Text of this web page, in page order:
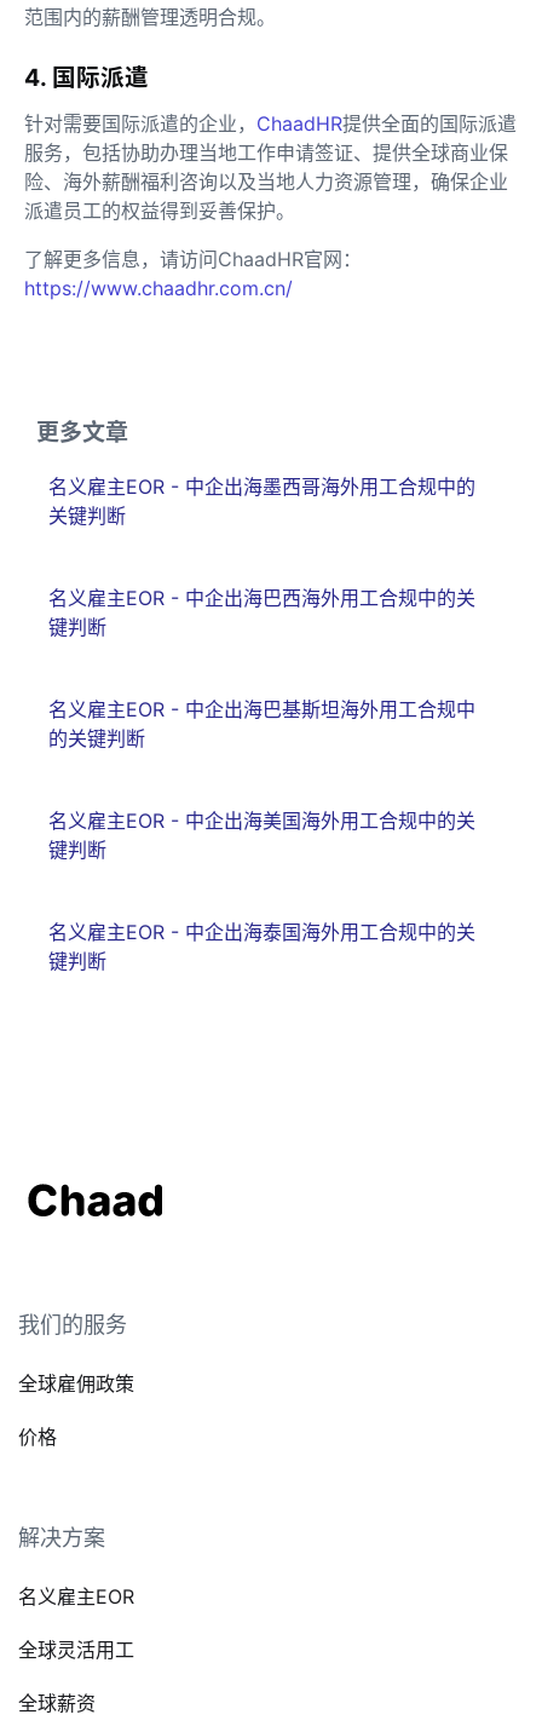
范围内的薪酬管理透明合规。
4. 国际派遣
针对需要国际派遣的企业， ChaadHR提供全面的国际派遣
服务，包括协助办理当地工作申请签证、提供全球商业保
险、海外薪酬福利咨询以及当地人力资源管理，确保企业
派遣员工的权益得到妥善保护。
了解更多信息，请访问ChaadHR官网：
https://www.chaadhr.com.cn/
更多文章
名义雇主EOR - 中企出海墨西哥海外用工合规中的
关键判断
名义雇主EOR - 中企出海巴西海外用工合规中的关
键判断
名义雇主EOR - 中企出海巴基斯坦海外用工合规中
的关键判断
名义雇主EOR - 中企出海美国海外用工合规中的关
键判断
名义雇主EOR - 中企出海泰国海外用工合规中的关
键判断
我们的服务
全球雇佣政策
价格
解决方案
名义雇主EOR
全球灵活用工
全球薪资